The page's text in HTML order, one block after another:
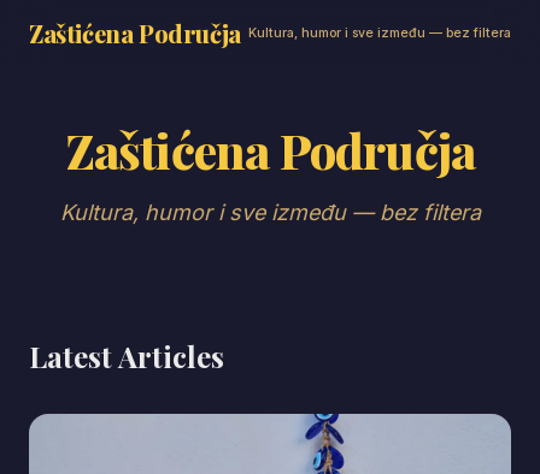
Zaštićena Područja Kultura, humor i sve između — bez filtera
Zaštićena Područja
Kultura, humor i sve između — bez filtera
Latest Articles